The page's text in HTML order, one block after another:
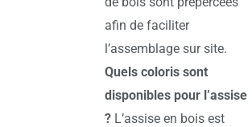
afin de faciliter
l’assemblage sur site.
Quels coloris sont
disponibles pour l’assise
? L’assise en bois est